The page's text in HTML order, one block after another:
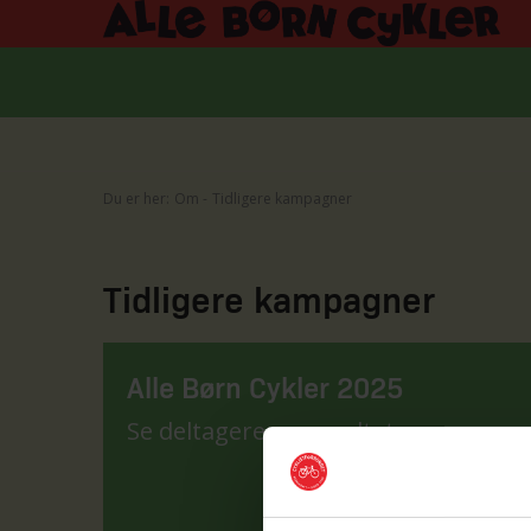
Du er her: Om Tidligere kampagner
Tidligere kampagner
Alle Børn Cykler 2025
Se deltagere og resultater